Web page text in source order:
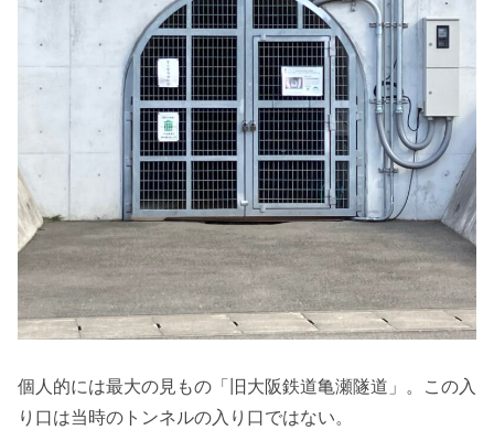
個人的には最大の見もの「旧大阪鉄道亀瀬隧道」。この入
り口は当時のトンネルの入り口ではない。